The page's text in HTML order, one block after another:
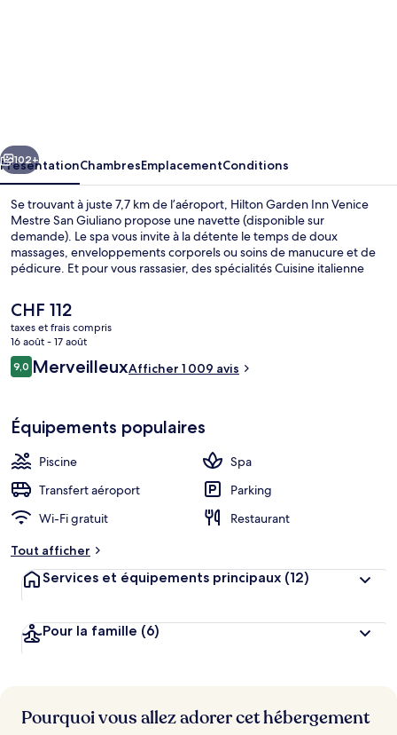
Mestre
San
Giuliano
Suivant
102+
PrésentationChambresEmplacementConditions
Se trouvant à juste 7,7 km de l’aéroport, Hilton Garden Inn Venice
Mestre San Giuliano propose une navette (disponible sur
demande). Le spa vous invite à la détente le temps de doux
massages, enveloppements corporels ou soins de manucure et de
pédicure. Et pour vous rassasier, des spécialités Cuisine italienne
ouvert à l'heure du petit déjeuner, du déjeuner et du dîner. Parmi
les autres petits avantages de cet hébergement figurent un bar /
salon, une salle de fitness ouverte 24 h/24, et une salle de fitness.
Les autres voyageurs ne tarissent pas d'éloges en ce qui concerne le
personnel attentionné et la présentation générale.
Le
prix
actuel
est
de
CHF 112
taxes et frais compris
16 août - 17 août
Avis
voyageurs
9,09,0 sur 10
MerveilleuxAfficher 1 009 avis
Équipements populaires
Piscine
Spa
Transfert aéroport
Parking
Wi-Fi gratuit
Restaurant
Tout afficher
Services et équipements principaux (12)
Pour la famille (6)
Pourquoi vous allez adorer cet hébergement